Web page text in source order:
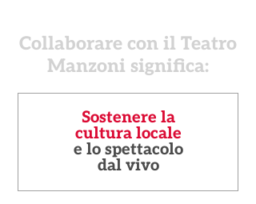
Collaborare con il Teatro
Manzoni significa:
Sostenere la
cultura locale
e lo spettacolo
dal vivo